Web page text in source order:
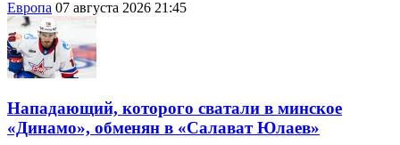
Европа 07 августа 2026 21:45
Нападающий, которого сватали в минское
«Динамо», обменян в «Салават Юлаев»